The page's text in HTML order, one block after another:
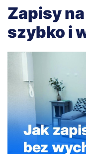
Zapisy
szybko i